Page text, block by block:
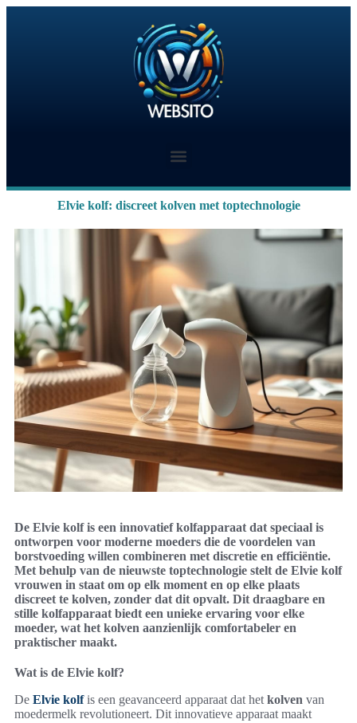
Elvie kolf: discreet kolven met toptechnologie
De Elvie kolf is een innovatief kolfapparaat dat speciaal is
ontworpen voor moderne moeders die de voordelen van
borstvoeding willen combineren met discretie en efficiëntie.
Met behulp van de nieuwste toptechnologie stelt de Elvie kolf
vrouwen in staat om op elk moment en op elke plaats
discreet te kolven, zonder dat dit opvalt. Dit draagbare en
stille kolfapparaat biedt een unieke ervaring voor elke
moeder, wat het kolven aanzienlijk comfortabeler en
praktischer maakt.
Wat is de Elvie kolf?
De Elvie kolfis een geavanceerd apparaat dat het kolven van
moedermelk revolutioneert. Dit innovatieve apparaat maakt